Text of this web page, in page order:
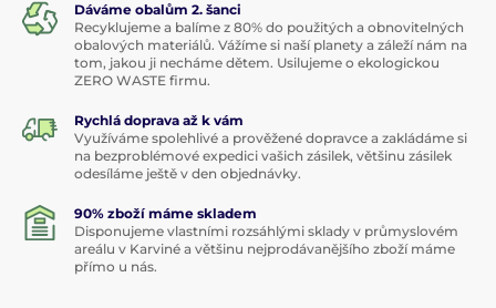
Dáváme obalům 2. šanci
Recyklujeme a balíme z 80% do použitých a obnovitelných
obalových materiálů. Vážíme si naší planety a záleží nám na
tom, jakou ji necháme dětem. Usilujeme o ekologickou
ZERO WASTE firmu.
Rychlá doprava až k vám
Využíváme spolehlivé a prověžené dopravce a zakládáme si
na bezproblémové expedici vašich zásilek, většinu zásilek
odesíláme ještě v den objednávky.
90% zboží máme skladem
Disponujeme vlastními rozsáhlými sklady v průmyslovém
areálu v Karviné a většinu nejprodávanějšího zboží máme
přímo u nás.